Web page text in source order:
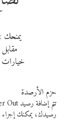
خيارات
حزم الأرصدة
رصيدك، يمكنك إجراء